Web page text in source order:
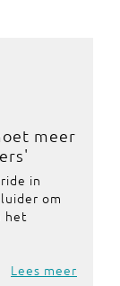
meer
in
om
het
Lees meer